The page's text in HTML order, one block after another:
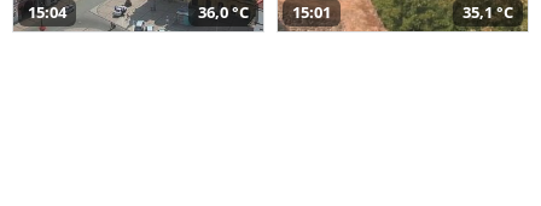
15:04 36,0 °C 15:01 35,1 °C